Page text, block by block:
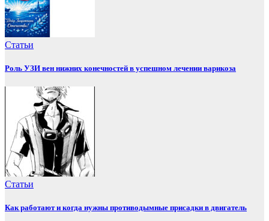
Статьи
Роль УЗИ вен нижних конечностей в успешном лечении варикоза
Статьи
Как работают и когда нужны противодымные присадки в двигатель